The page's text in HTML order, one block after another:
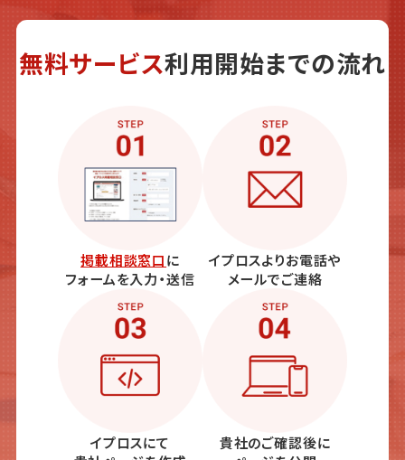
無料サービス利用開始までの流れ
掲載相談窓口に
フォームを入力・送信
イプロスよりお電話や
メールでご連絡
イプロスにて
貴社のご確認後に